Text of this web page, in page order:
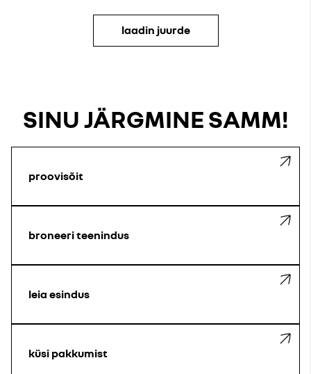
laadin juurde
SINU JÄRGMINE SAMM!
proovisõit
broneeri teenindus
leia esindus
küsi pakkumist